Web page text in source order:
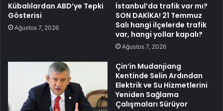
Kübalılardan ABD’ye Tepki
Gösterisi
Ağustos 7, 2026
İstanbul’da trafik var mı?
SON DAKİKA! 21 Temmuz
Salı hangi ilçelerde trafik
var, hangi yollar kapalı?
Ağustos 7, 2026
Çin’in Mudanjiang
Kentinde Selin Ardından
Elektrik ve Su Hizmetlerini
Yeniden Sağlama
Çalışmaları Sürüyor